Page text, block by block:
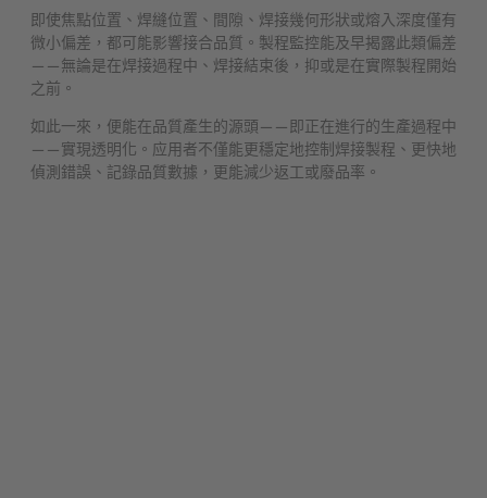
即使焦點位置、焊縫位置、間隙、焊接幾何形狀或熔入深度僅有
微小偏差，都可能影響接合品質。製程監控能及早揭露此類偏差
——無論是在焊接過程中、焊接結束後，抑或是在實際製程開始
之前。
如此一來，便能在品質產生的源頭——即正在進行的生產過程中
——實現透明化。应用者不僅能更穩定地控制焊接製程、更快地
偵測錯誤、記錄品質數據，更能減少返工或廢品率。